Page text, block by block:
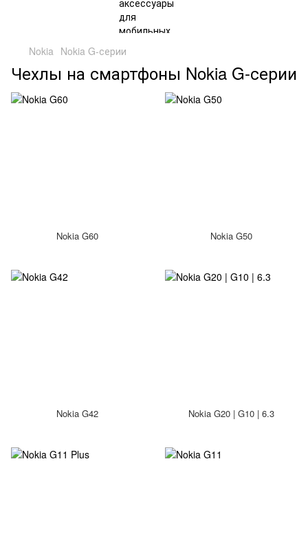
Nokia Nokia G-серии
Чехлы на смартфоны Nokia G-серии
Nokia G60 Nokia G50
Nokia G42 Nokia G20 | G10 | 6.3